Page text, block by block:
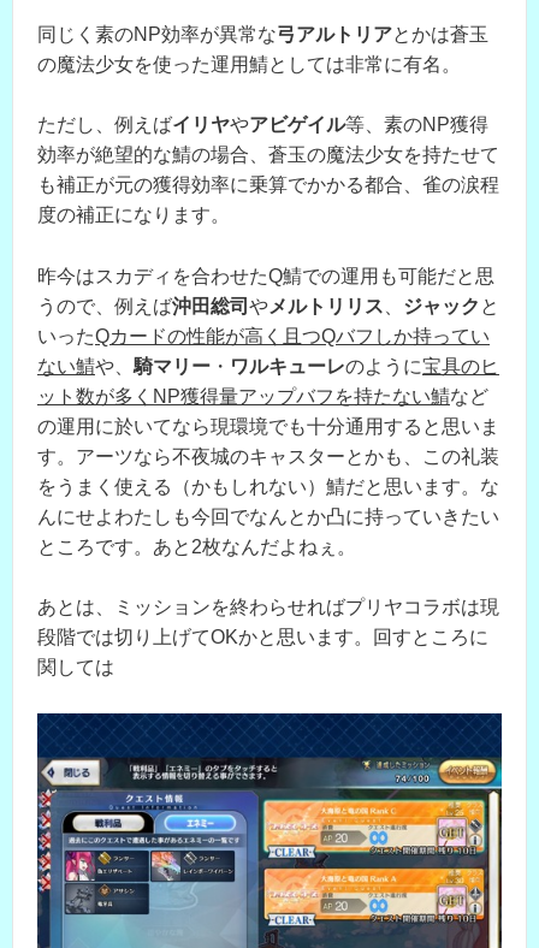
同じく素のNP効率が異常な弓アルトリアとかは蒼玉
の魔法少女を使った運用鯖としては非常に有名。
ただし、例えばイリヤやアビゲイル等、素のNP獲得
効率が絶望的な鯖の場合、蒼玉の魔法少女を持たせて
も補正が元の獲得効率に乗算でかかる都合、雀の涙程
度の補正になります。
昨今はスカディを合わせたQ鯖での運用も可能だと思
うので、例えば沖田総司 やメルトリリス ジャック と
いったQカードの性能が高く且つQバフしか持ってい
ない鯖や、 騎マリー ・ ワルキューレのように宝具のヒ
ット数が多くNP獲得量アップバフを持たない鯖など
の運用に於いてなら現環境でも十分通用すると思いま
す。アーツなら不夜城のキャスターとかも、この礼装
をうまく使える（かもしれない）鯖だと思います。な
んにせよわたしも今回でなんとか凸に持っていきたい
ところです。あと2枚なんだよねぇ。
あとは、ミッションを終わらせればプリヤコラボは現
段階では切り上げてOKかと思います。回すところに
関しては